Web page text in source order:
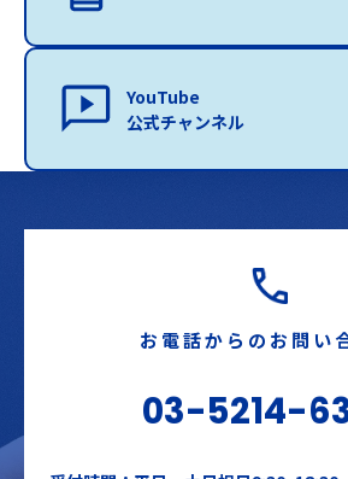
YouTube
公式チャンネル
お電話からのお問い
03-5214-